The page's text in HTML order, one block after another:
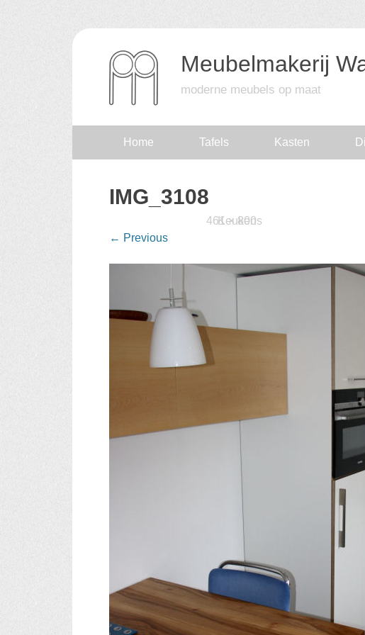
Meubelmakerij
moderne meubels op maat
Home Tafels Kasten
IMG_3108
15 februari 2016at
461 × 800in
Keukens
← Previous